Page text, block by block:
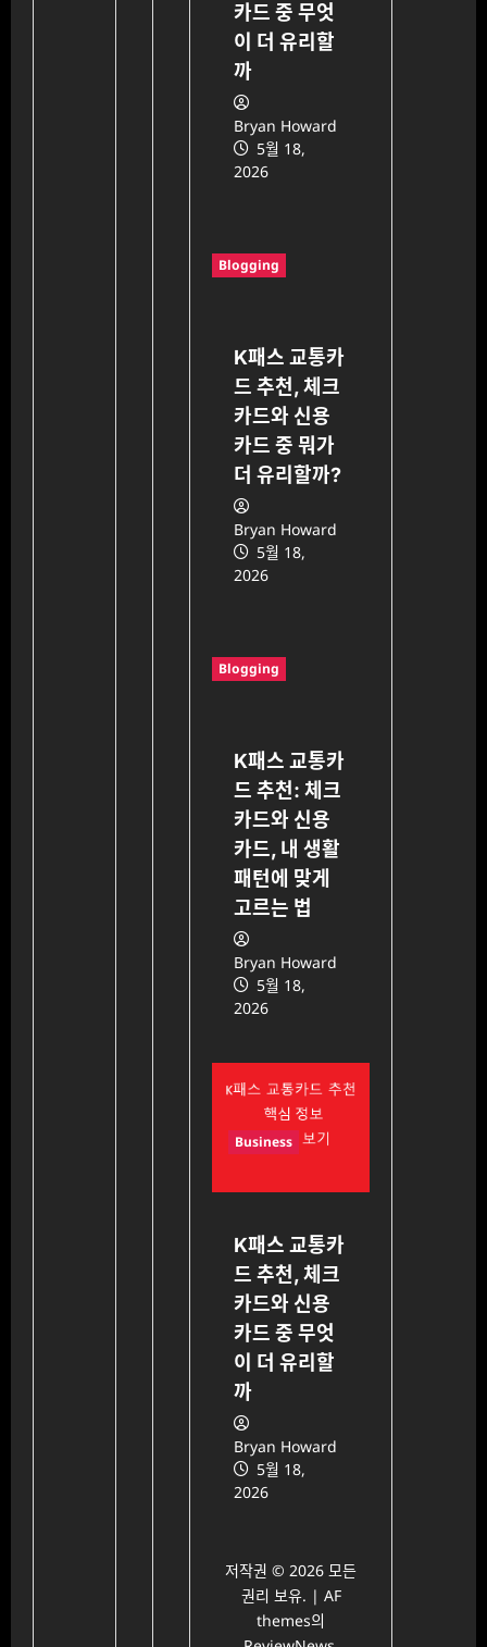
카드 중 무엇
이 더 유리할
까
Bryan Howard
5월 18,
2026
Blogging
K패스 교통카
드 추천, 체크
카드와 신용
카드 중 뭐가
더 유리할까?
Bryan Howard
5월 18,
2026
Blogging
K패스 교통카
드 추천: 체크
카드와 신용
카드, 내 생활
패턴에 맞게
고르는 법
Bryan Howard
5월 18,
2026
Business
K패스 교통카
드 추천, 체크
카드와 신용
카드 중 무엇
이 더 유리할
까
Bryan Howard
5월 18,
2026
저작권 © 2026 모든
권리 보유. | AF
themes의